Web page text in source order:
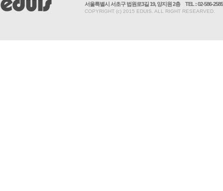
서울특별시 서초구 법원로3길 19, 양지원 2층 TEL : 02-586-2585
COPYRIGHT (c) 2015 EDUIS. ALL RIGHT RESEARVED.